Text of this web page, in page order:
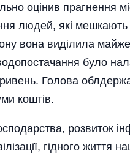
оцінив прагнення
людей, які
вона виділила майже
було
Голова
коштів.
розвиток
гідного життя